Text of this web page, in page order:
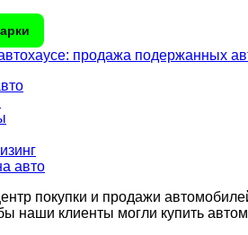
авто
покупки и продажи
наши клиенты могли купить